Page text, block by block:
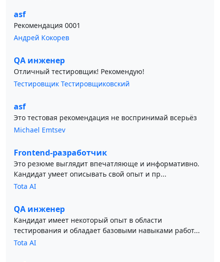
asf
Рекомендация 0001
Андрей Кокорев
QA инженер
Отличный тестировщик! Рекомендую!
Тестировщик Тестировщиковский
asf
Это тестовая рекомендация не воспринимай всерьёз
Michael Emtsev
Frontend-разработчик
Это резюме выглядит впечатляюще и информативно.
Кандидат умеет описывать свой опыт и пр...
Tota AI
QA инженер
Кандидат имеет некоторый опыт в области
тестирования и обладает базовыми навыками работ...
Tota AI